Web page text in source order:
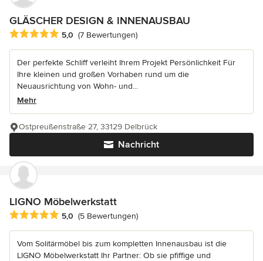
GLÄSCHER DESIGN & INNENAUSBAU
Durchschnittliche Bewertung: 5 von 5 Sternen
5,0 (7 Bewertungen)
Der perfekte Schliff verleiht Ihrem Projekt Persönlichkeit Für
Ihre kleinen und großen Vorhaben rund um die
Neuausrichtung von Wohn- und...
Mehr
Nachricht
Ostpreußenstraße 27, 33129 Delbrück
LIGNO Möbelwerkstatt
Durchschnittliche Bewertung: 5 von 5 Sternen
5,0 (5 Bewertungen)
Vom Solitärmöbel bis zum kompletten Innenausbau ist die
LIGNO Möbelwerkstatt Ihr Partner: Ob sie pfiffige und